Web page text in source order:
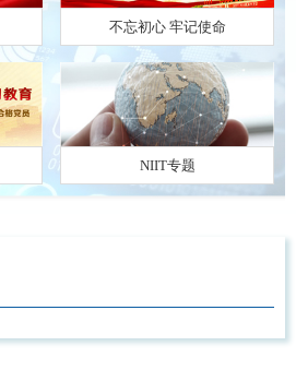
不忘初心 牢记使命
NIIT专题